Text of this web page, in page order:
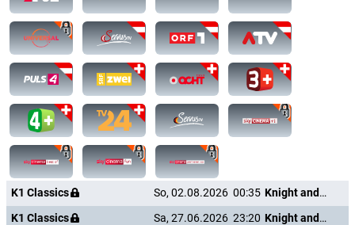
K1 Classics So, 02.08.2026 00:35
Knight and Day
K1 Classics
Sa, 27.06.2026 23:20
Knight and Day